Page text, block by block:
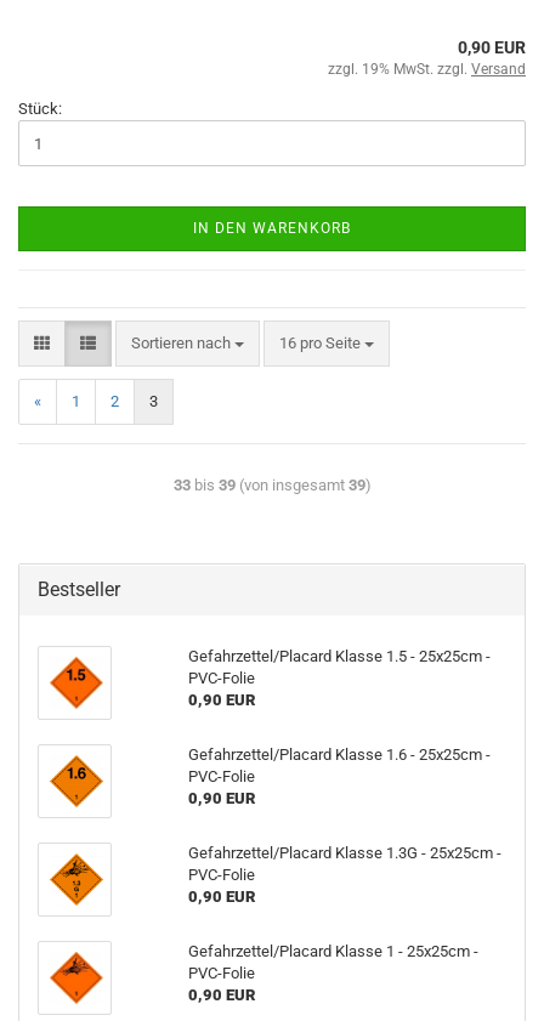
0,90 EUR
zzgl. 19% MwSt. zzgl. Versand
Stück:
IN DEN WARENKORB
Sortieren nach 16 pro Seite
« 1 2 3
33bis 39(von insgesamt 39)
Bestseller
Gefahrzettel/Placard Klasse 1.5 - 25x25cm -
PVC-Folie
0,90 EUR
Gefahrzettel/Placard Klasse 1.6 - 25x25cm -
PVC-Folie
0,90 EUR
Gefahrzettel/Placard Klasse 1.3G - 25x25cm -
PVC-Folie
0,90 EUR
Gefahrzettel/Placard Klasse 1 - 25x25cm -
PVC-Folie
0,90 EUR